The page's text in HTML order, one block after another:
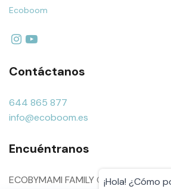
Ecoboom
Contáctanos
644 865 877
info@ecoboom.es
Encuéntranos
ECOBYMAMI FAMILY CARE S.L.U.
¡Hola! ¿Cómo